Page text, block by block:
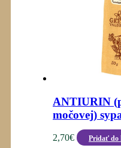
ANTIURIN
močovej)
2,70€ Pridať do